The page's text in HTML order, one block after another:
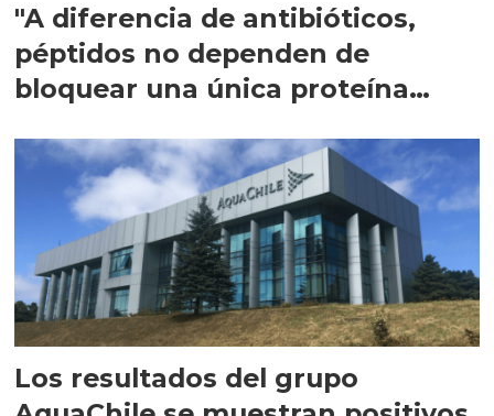
"A diferencia de antibióticos,
péptidos no dependen de
bloquear una única proteína
Los resultados del grupo